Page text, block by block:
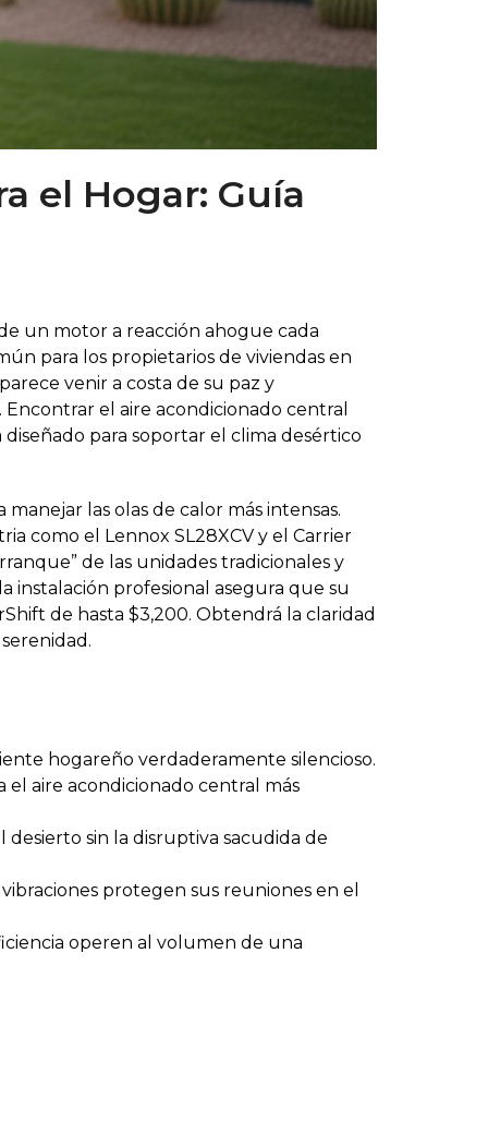
el Hogar: Guía
un motor a reacción ahogue cada
para los propietarios de viviendas en
venir a costa de su paz y
el aire acondicionado central
para soportar el clima desértico
las olas de calor más intensas.
como el Lennox SL28XCV y el Carrier
de las unidades tradicionales y
instalación profesional asegura que su
de hasta $3,200. Obtendrá la claridad
hogareño verdaderamente silencioso.
aire acondicionado central más
sin la disruptiva sacudida de
protegen sus reuniones en el
operen al volumen de una